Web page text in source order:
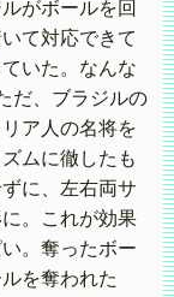
がボールを回
て対応できて
いた。なんな
だ、ブラジルの
ア人の名将を
ムに徹したも
に、左右両サ
。これが効果
。奪ったボー
を奪われた